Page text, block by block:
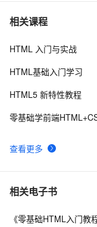
7 hdu 3015
8 perl--CGI编程之
10结构struct(值类型)
相关课程
查看更多
HTML 入门与实战
HTML基础入门学习
HTML5 新特性教程
零基础学前端
相关电子书
《零基础HTML入门教